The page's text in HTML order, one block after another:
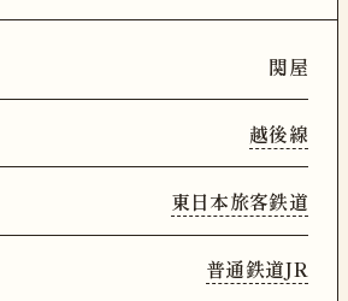
関屋
越後線
東日本旅客鉄道
普通鉄道JR